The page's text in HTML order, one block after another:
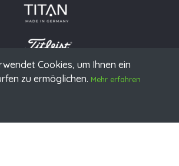
Cookies, um Ihnen ein
zu ermöglichen. Mehr erfahren
© 2026 PGAoG